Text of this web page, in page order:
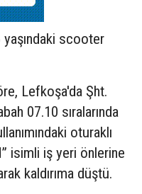
scooter
Lefkoşa'da Şht.
07.10 sıralarında
oturaklı
isimli iş yeri önlerine
kaldırıma düştü.